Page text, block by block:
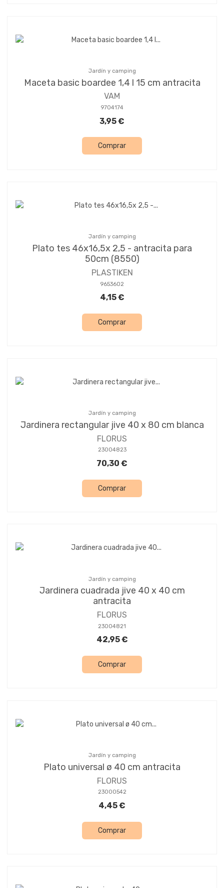
Jardín y camping
Maceta basic boardee 1,4 l 15 cm antracita
VAM
9704174
3,95 €
Comprar
Jardín y camping
Plato tes 46x16,5x 2,5 - antracita para
50cm (8550)
PLASTIKEN
9653602
4,15 €
Comprar
Jardín y camping
Jardinera rectangular jive 40 x 80 cm blanca
FLORUS
23004823
70,30 €
Comprar
Jardín y camping
Jardinera cuadrada jive 40 x 40 cm
antracita
FLORUS
23004821
42,95 €
Comprar
Jardín y camping
Plato universal ø 40 cm antracita
FLORUS
23000542
4,45 €
Comprar